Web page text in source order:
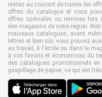
restez au courant de toutes les
offres du catalogue et vous
offres spéciales ou remises lors
des magasins de votre région.
nouveaux catalogues, avant
lettres et bien sûr, vous pouvez
au travail, à l'école ou dans le
à vos favoris et économisez du
des catalogues promotionnels
gaspillage de papier, ce qui est